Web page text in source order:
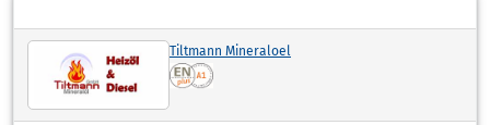
Tiltmann Mineraloel